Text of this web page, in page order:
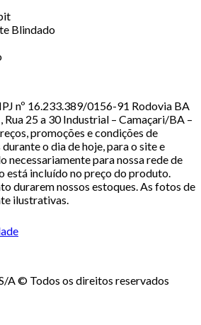
nº 16.233.389/0156-91 Rodovia BA
25 a 30 Industrial – Camaçari/BA –
promoções e condições de
o dia de hoje, para o site e
necessariamente para nossa rede de
está incluído no preço do produto.
durarem nossos estoques. As fotos de
ilustrativas.
A © Todos os direitos reservados